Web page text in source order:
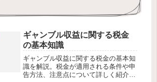
ギャンブル収益に関する税金
の基本知識
ギャンブル収益に関する税金の基本知
識を解説。税金が適用される条件や申
告方法、注意点について詳しく紹介し